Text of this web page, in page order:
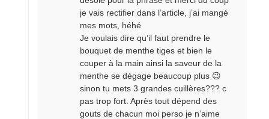
je vais rectifier dans l’article, j’ai mangé
mes mots, héhé
Je voulais dire qu’il faut prendre le
bouquet de menthe tiges et bien le
couper à la main ainsi la saveur de la
menthe se dégage beaucoup plus 😉
sinon tu mets 3 grandes cuillères??? c
pas trop fort. Après tout dépend des
gouts de chacun moi perso je n’aime